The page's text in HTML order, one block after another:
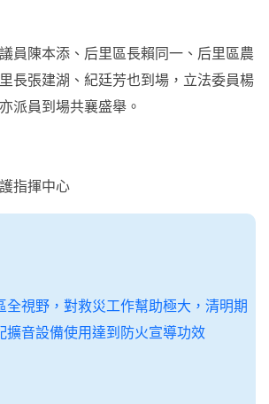
員陳本添、后里區長賴同一、后里區農
長張建湖、紀廷芳也到場，立法委員楊
派員到場共襄盛舉。
指揮中心